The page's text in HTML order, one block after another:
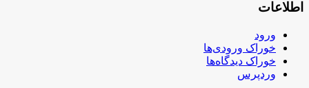
اطلاعات
ورود
خوراک ورودی‌ها
خوراک دیدگاه‌ها
وردپرس